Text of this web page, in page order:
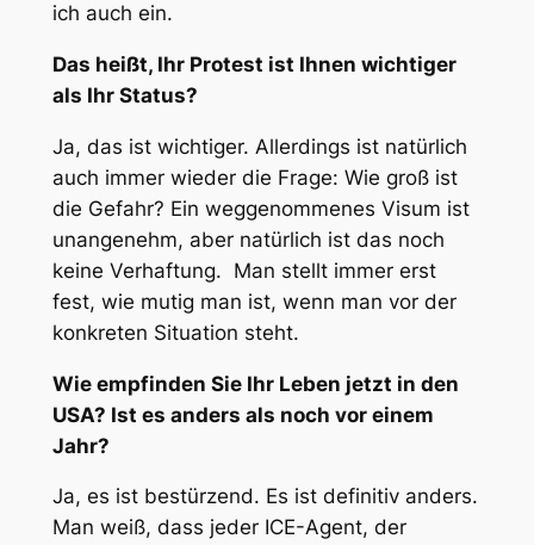
ich auch ein.
Das heißt, Ihr Protest ist Ihnen wichtiger
als Ihr Status?
Ja, das ist wichtiger. Allerdings ist natürlich
auch immer wieder die Frage: Wie groß ist
die Gefahr? Ein weggenommenes Visum ist
unangenehm, aber natürlich ist das noch
keine Verhaftung. Man stellt immer erst
fest, wie mutig man ist, wenn man vor der
konkreten Situation steht.
Wie empfinden Sie Ihr Leben jetzt in den
USA? Ist es anders als noch vor einem
Jahr?
Ja, es ist bestürzend. Es ist definitiv anders.
Man weiß, dass jeder ICE-Agent, der